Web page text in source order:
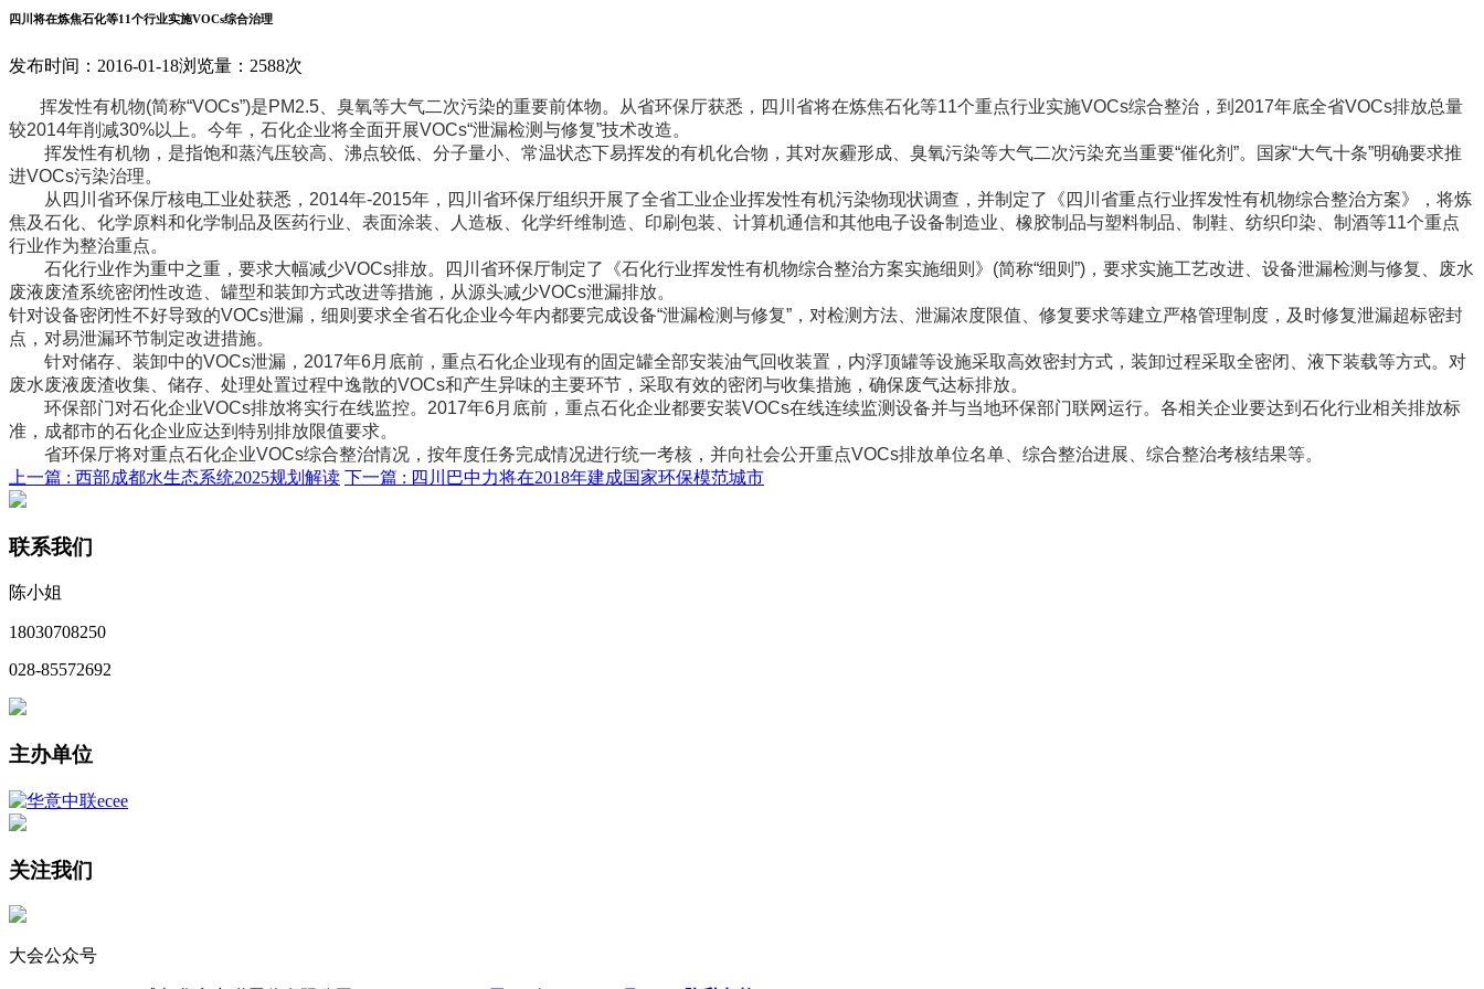
四川将在炼焦石化等11个行业实施VOCs综合治理
发布时间：2016-01-18浏览量：2588次
挥发性有机物(简称“VOCs”)是PM2.5、臭氧等大气二次污染的重要前体物。从省环保厅获悉，四川省将在炼焦石化等11个重点行业实施VOCs综合整治，到2017年底全省VOCs排放总量
较2014年削减30%以上。今年，石化企业将全面开展VOCs“泄漏检测与修复”技术改造。
挥发性有机物，是指饱和蒸汽压较高、沸点较低、分子量小、常温状态下易挥发的有机化合物，其对灰霾形成、臭氧污染等大气二次污染充当重要“催化剂”。国家“大气十条”明确要求推
进VOCs污染治理。
从四川省环保厅核电工业处获悉，2014年-2015年，四川省环保厅组织开展了全省工业企业挥发性有机污染物现状调查，并制定了《四川省重点行业挥发性有机物综合整治方案》，将炼
焦及石化、化学原料和化学制品及医药行业、表面涂装、人造板、化学纤维制造、印刷包装、计算机通信和其他电子设备制造业、橡胶制品与塑料制品、制鞋、纺织印染、制酒等11个重点
行业作为整治重点。
石化行业作为重中之重，要求大幅减少VOCs排放。四川省环保厅制定了《石化行业挥发性有机物综合整治方案实施细则》(简称“细则”)，要求实施工艺改进、设备泄漏检测与修复、废水
废液废渣系统密闭性改造、罐型和装卸方式改进等措施，从源头减少VOCs泄漏排放。
针对设备密闭性不好导致的VOCs泄漏，细则要求全省石化企业今年内都要完成设备“泄漏检测与修复”，对检测方法、泄漏浓度限值、修复要求等建立严格管理制度，及时修复泄漏超标密封
点，对易泄漏环节制定改进措施。
针对储存、装卸中的VOCs泄漏，2017年6月底前，重点石化企业现有的固定罐全部安装油气回收装置，内浮顶罐等设施采取高效密封方式，装卸过程采取全密闭、液下装载等方式。对
废水废液废渣收集、储存、处理处置过程中逸散的VOCs和产生异味的主要环节，采取有效的密闭与收集措施，确保废气达标排放。
环保部门对石化企业VOCs排放将实行在线监控。2017年6月底前，重点石化企业都要安装VOCs在线连续监测设备并与当地环保部门联网运行。各相关企业要达到石化行业相关排放标
准，成都市的石化企业应达到特别排放限值要求。
省环保厅将对重点石化企业VOCs综合整治情况，按年度任务完成情况进行统一考核，并向社会公开重点VOCs排放单位名单、综合整治进展、综合整治考核结果等。
上一篇 : 西部成都水生态系统2025规划解读 下一篇 : 四川巴中力将在2018年建成国家环保模范城市
联系我们
陈小姐
18030708250
028-85572692
主办单位
关注我们
大会公众号